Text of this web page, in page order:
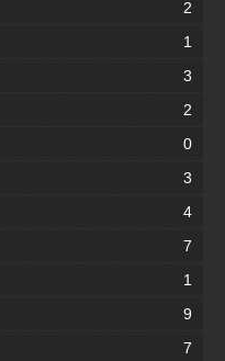
2
1
3
2
0
3
4
7
1
9
7